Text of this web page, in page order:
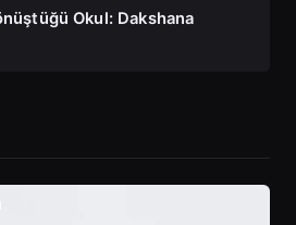
Okul: Dakshana